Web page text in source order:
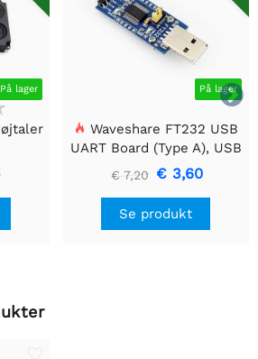

På lager På lager
Waveshare FT232 USB
UART Board (Type A), USB
til TTL (UART)
kommunikationsmodul
€ 7,20 € 3,60
Se produkt